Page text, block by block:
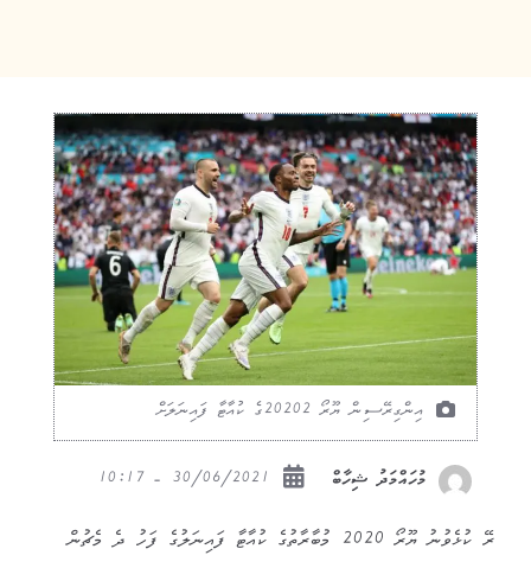
އިންގިރޭސިން ޔޫރޯ 20202ގެ ކުއާޓާ ފައިނަލަށް
މުހައްމަދު ޝިހާބް
ރޭ ކުޅެވުނު ޔޫރޯ 2020 މުބާރާތުގެ ކުއާޓާ ފައިނަލުގެ ފަހު ދެ މެޗުން